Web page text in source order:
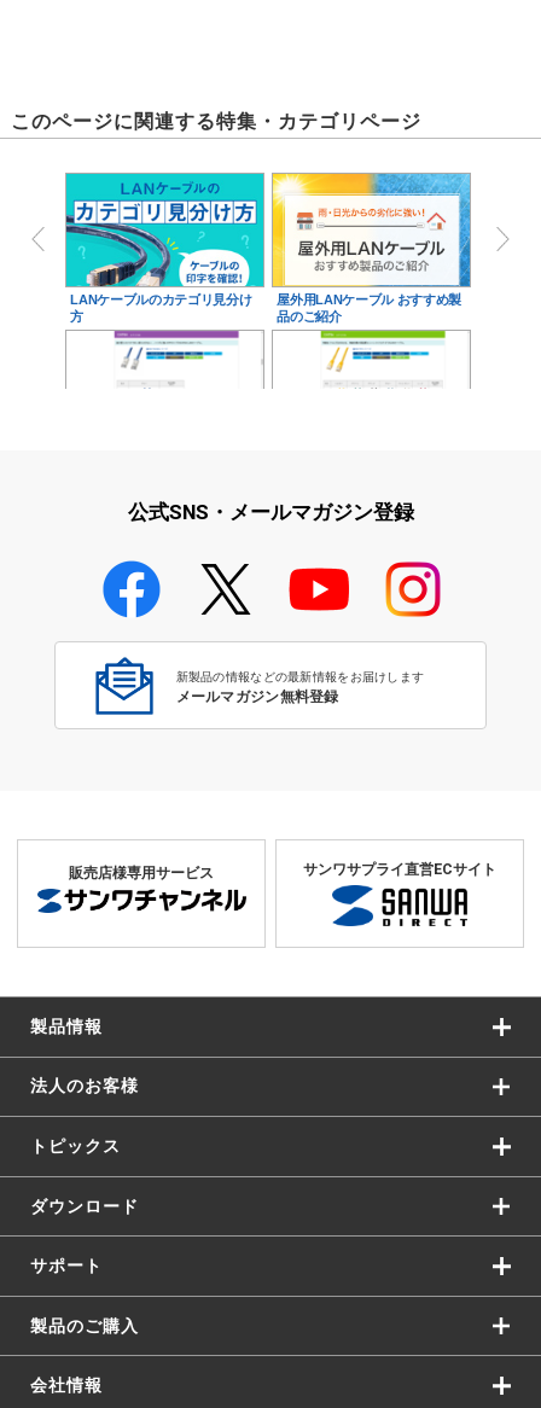
このページに関連する特集・カテゴリページ
LANケーブルのカテゴリ見分け
方
屋外用LANケーブル おすすめ製
品のご紹介
LANケーブル CAT6
公式SNS・メールマガジン登録
新製品の情報などの最新情報をお届けします
メールマガジン無料登録
販売店様専用サービス サンワサプライ直営ECサイト
製品情報
法人のお客様
トピックス
ダウンロード
サポート
製品のご購入
会社情報